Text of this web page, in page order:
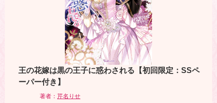
王の花嫁は黒の王子に惑わされる【初回限定：SSペ
ーパー付き】
著者： 芹名りせ